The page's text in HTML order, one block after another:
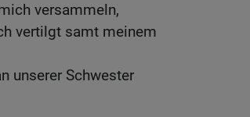
versammeln,
vertilgt samt meinem
unserer Schwester